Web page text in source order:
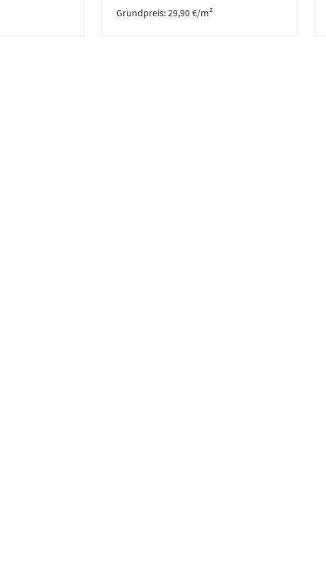
Grundpreis:29,90€/m²